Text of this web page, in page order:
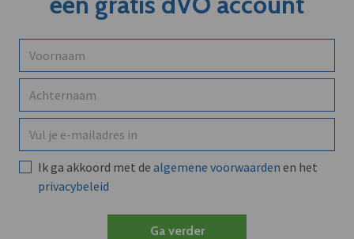
Ik ga akkoord met de algemene voorwaarden en het
privacybeleid
Ga verder